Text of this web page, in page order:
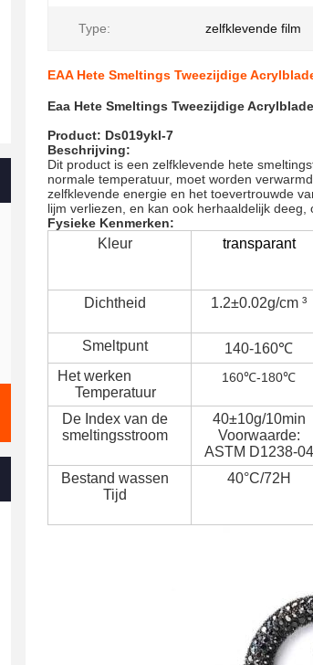
Type: zelfklevende film
EAA Hete Smeltings Tweezijdige
Eaa Hete Smeltings Tweezijdige
Product: Ds019ykl-7
Beschrijving:
Dit product is een zelfklevende hete
normale temperatuur, moet worden
zelfklevende energie en het toevertrouwde
lijm verliezen, en kan ook herhaaldelijk
Fysieke Kenmerken:
Kleur transparant
Dichtheid
1.2±0.02g/cm ³
Smeltpunt 140-160℃
Het werken
Temperatuur
160℃-180℃
De Index van de
smeltingsstroom
40±10g/10min
Voorwaarde:
ASTM D1238-04
Bestand wassen
Tijd
40°C/72H